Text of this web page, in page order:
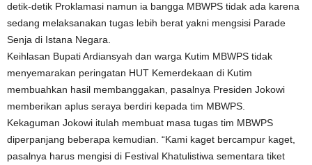
detik-detik Proklamasi namun ia bangga MBWPS tidak ada karena
sedang melaksanakan tugas lebih berat yakni mengsisi Parade
Senja di Istana Negara.
Keihlasan Bupati Ardiansyah dan warga Kutim MBWPS tidak
menyemarakan peringatan HUT Kemerdekaan di Kutim
membuahkan hasil membanggakan, pasalnya Presiden Jokowi
memberikan aplus seraya berdiri kepada tim MBWPS.
Kekaguman Jokowi itulah membuat masa tugas tim MBWPS
diperpanjang beberapa kemudian. “Kami kaget bercampur kaget,
pasalnya harus mengisi di Festival Khatulistiwa sementara tiket